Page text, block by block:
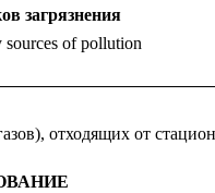
загрязнения
sources of pollution
отходящих от